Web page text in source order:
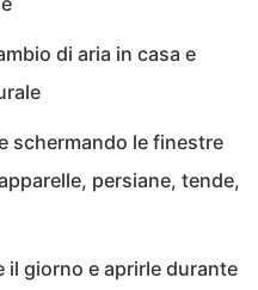
di aria in casa e
schermando le finestre
persiane, tende,
il giorno e aprirle durante